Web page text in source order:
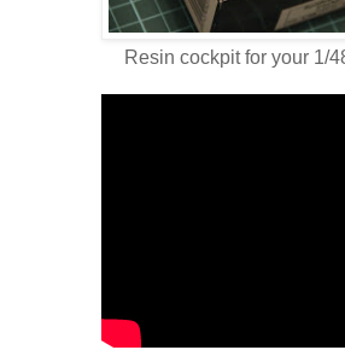
Resin cockpit for your 1/